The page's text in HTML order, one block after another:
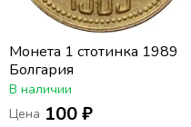
Монета 1 стотинка 1989
Болгария
В наличии
Цена 100 ₽